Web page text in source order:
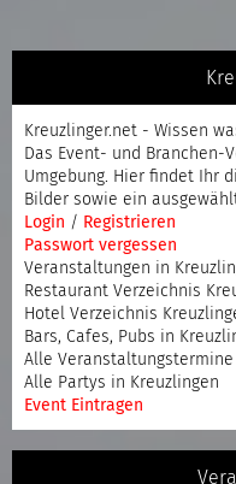
Kreuzlinger.net - Wissen
Das Event- und Branchen-
Umgebung. Hier findet Ihr
Bilder sowie ein
Login / Registrieren
Passwort vergessen
Veranstaltungen in
Restaurant Verzeichnis
Hotel Verzeichnis
Bars, Cafes, Pubs in
Alle
Alle Partys in Kreuzlingen
Event Eintragen